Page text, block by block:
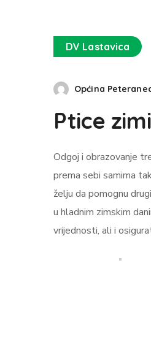
DV Lastavica
Općina
Ptice zimi
Odgoj i obrazovanje
prema sebi samima
želju da pomognu
u hladnim zimskim
vrijednosti, ali i